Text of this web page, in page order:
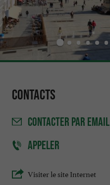
Contacts
CONTACTER PAR EMAIL
APPELER
Visiter le site Internet